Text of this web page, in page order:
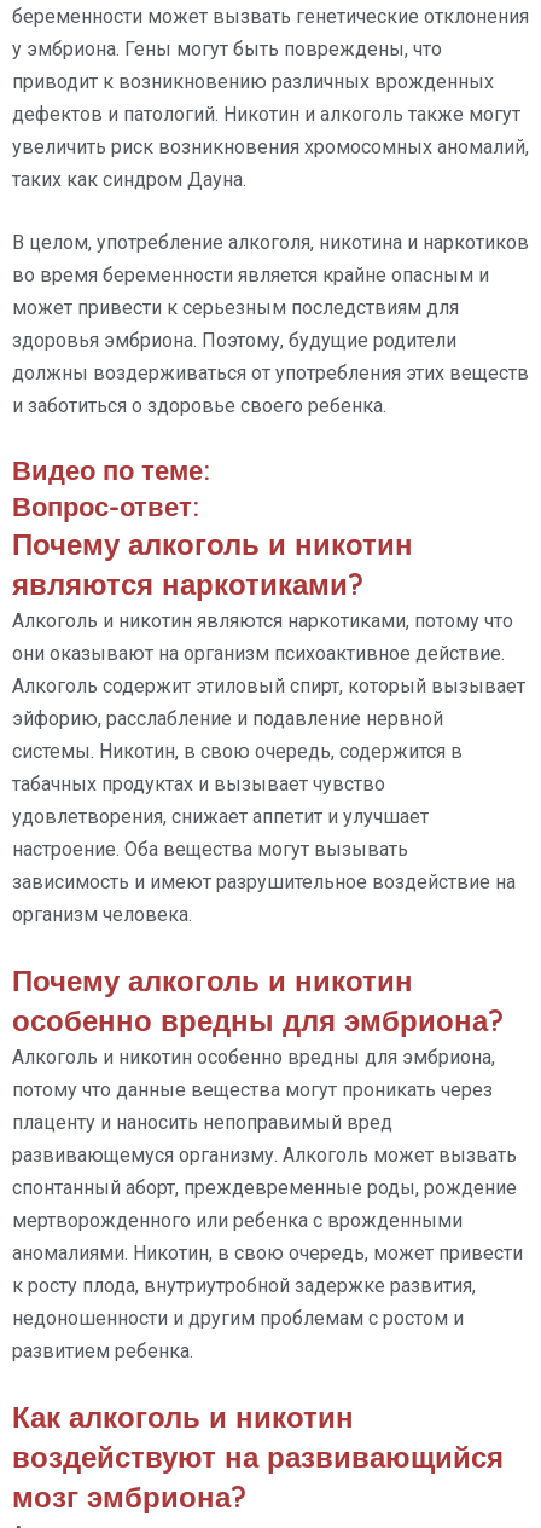
беременности может вызвать генетические отклонения
у эмбриона. Гены могут быть повреждены, что
приводит к возникновению различных врожденных
дефектов и патологий. Никотин и алкоголь также могут
увеличить риск возникновения хромосомных аномалий,
таких как синдром Дауна.
В целом, употребление алкоголя, никотина и наркотиков
во время беременности является крайне опасным и
может привести к серьезным последствиям для
здоровья эмбриона. Поэтому, будущие родители
должны воздерживаться от употребления этих веществ
и заботиться о здоровье своего ребенка.
Видео по теме:
Вопрос-ответ:
Почему алкоголь и никотин
являются наркотиками?
Алкоголь и никотин являются наркотиками, потому что
они оказывают на организм психоактивное действие.
Алкоголь содержит этиловый спирт, который вызывает
эйфорию, расслабление и подавление нервной
системы. Никотин, в свою очередь, содержится в
табачных продуктах и вызывает чувство
удовлетворения, снижает аппетит и улучшает
настроение. Оба вещества могут вызывать
зависимость и имеют разрушительное воздействие на
организм человека.
Почему алкоголь и никотин
особенно вредны для эмбриона?
Алкоголь и никотин особенно вредны для эмбриона,
потому что данные вещества могут проникать через
плаценту и наносить непоправимый вред
развивающемуся организму. Алкоголь может вызвать
спонтанный аборт, преждевременные роды, рождение
мертворожденного или ребенка с врожденными
аномалиями. Никотин, в свою очередь, может привести
к росту плода, внутриутробной задержке развития,
недоношенности и другим проблемам с ростом и
развитием ребенка.
Как алкоголь и никотин
воздействуют на развивающийся
мозг эмбриона?